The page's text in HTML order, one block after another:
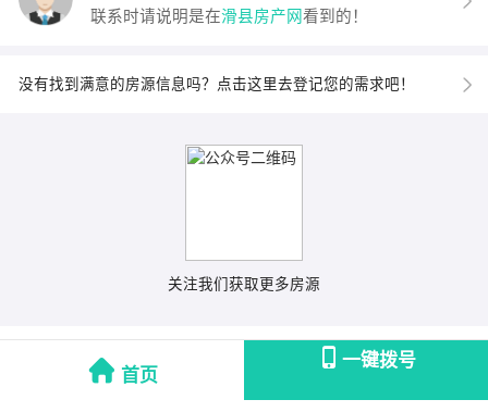
首页
一键拨号
联系时请说明是在滑县房产网看到的！
没有找到满意的房源信息吗？点击这里去登记您的需求吧！
关注我们获取更多房源